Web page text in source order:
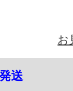
お
送